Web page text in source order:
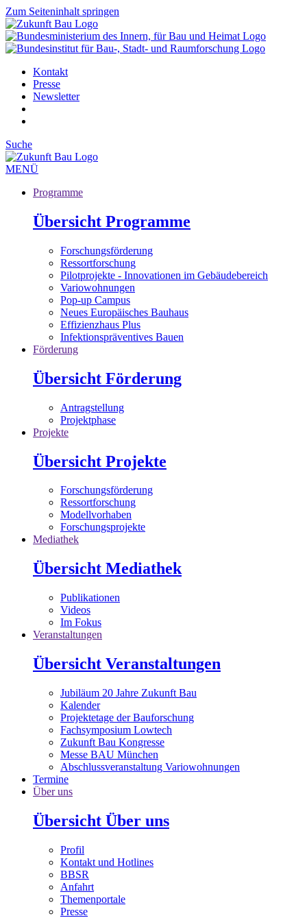
Zum Seiteninhalt springen
Kontakt
Presse
Newsletter
Suche
MENÜ
Programme
Übersicht Programme
Forschungsförderung
Ressortforschung
Pilotprojekte - Innovationen im Gebäudebereich
Variowohnungen
Pop-up Campus
Neues Europäisches Bauhaus
Effizienzhaus Plus
Infektionspräventives Bauen
Förderung
Übersicht Förderung
Antragstellung
Projektphase
Projekte
Übersicht Projekte
Forschungsförderung
Ressortforschung
Modellvorhaben
Forschungsprojekte
Mediathek
Übersicht Mediathek
Publikationen
Videos
Im Fokus
Veranstaltungen
Übersicht Veranstaltungen
Jubiläum 20 Jahre Zukunft Bau
Kalender
Projektetage der Bauforschung
Fachsymposium Lowtech
Zukunft Bau Kongresse
Messe BAU München
Abschlussveranstaltung Variowohnungen
Termine
Über uns
Übersicht Über uns
Profil
Kontakt und Hotlines
BBSR
Anfahrt
Themenportale
Presse